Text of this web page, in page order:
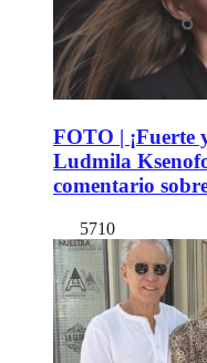
FOTO | ¡Fuerte
Ludmila
comentario
5710